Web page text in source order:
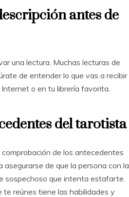
antes de
una lectura. Muchas lecturas de
de entender lo que vas a recibir
o en tu librería favorita.
del tarotista
de los antecedentes
de que la persona con la
sospechoso que intenta estafarte.
te reúnes tiene las habilidades y